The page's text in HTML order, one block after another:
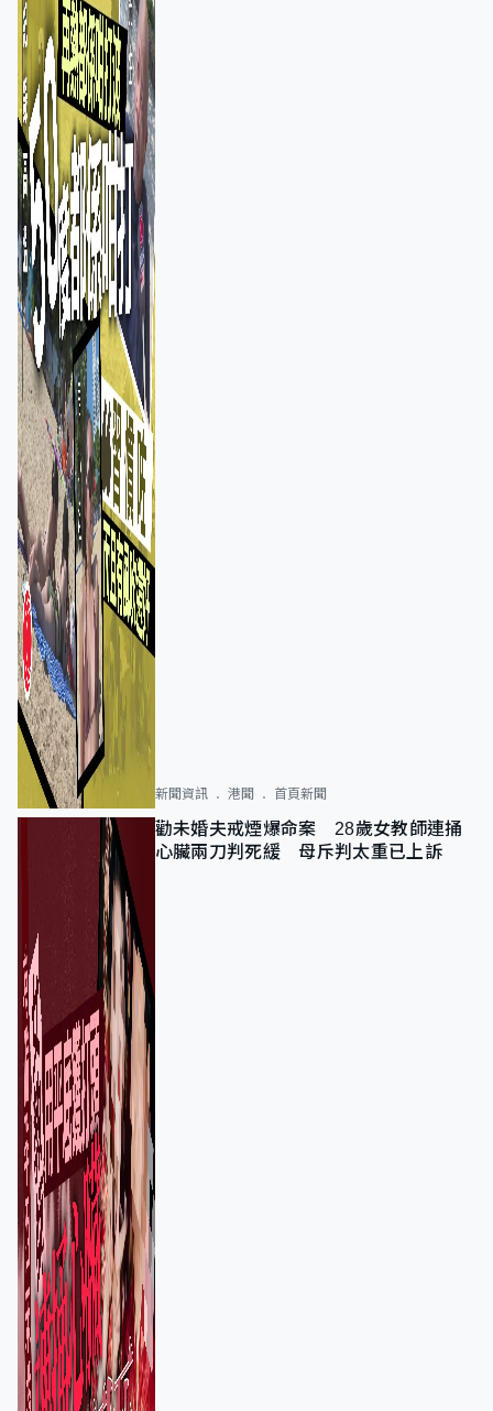
新聞資訊 港聞 首頁新聞
勸未婚夫戒煙爆命案 28歲女教師連捅
心臟兩刀判死緩 母斥判太重已上訴